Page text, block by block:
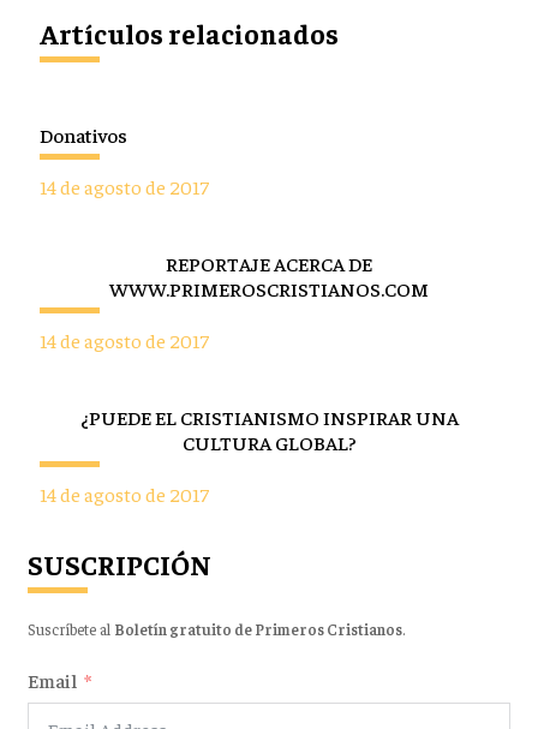
Artículos relacionados
Donativos
14 de agosto de 2017
REPORTAJE ACERCA DE
WWW.PRIMEROSCRISTIANOS.COM
14 de agosto de 2017
¿PUEDE EL CRISTIANISMO INSPIRAR UNA
CULTURA GLOBAL?
14 de agosto de 2017
SUSCRIPCIÓN
Suscríbete al Boletín gratuito de Primeros Cristianos.
Email